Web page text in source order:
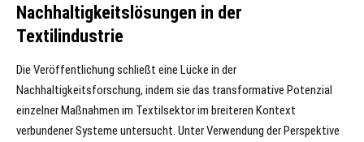
Nachhaltigkeitslösungen in der
Textilindustrie
Die Veröffentlichung schließt eine Lücke in der
Nachhaltigkeitsforschung, indem sie das transformative Potenzial
einzelner Maßnahmen im Textilsektor im breiteren Kontext
verbundener Systeme untersucht. Unter Verwendung der Perspektive